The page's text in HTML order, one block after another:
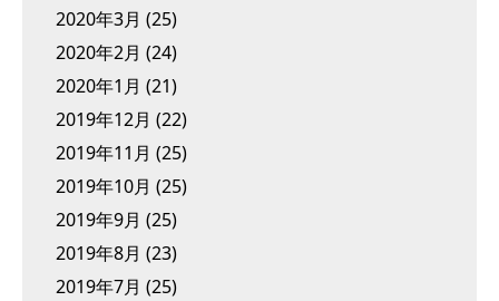
2020年3月 (25)
2020年2月 (24)
2020年1月 (21)
2019年12月 (22)
2019年11月 (25)
2019年10月 (25)
2019年9月 (25)
2019年8月 (23)
2019年7月 (25)